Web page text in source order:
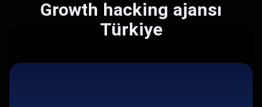
Growth hacking ajansı
Türkiye